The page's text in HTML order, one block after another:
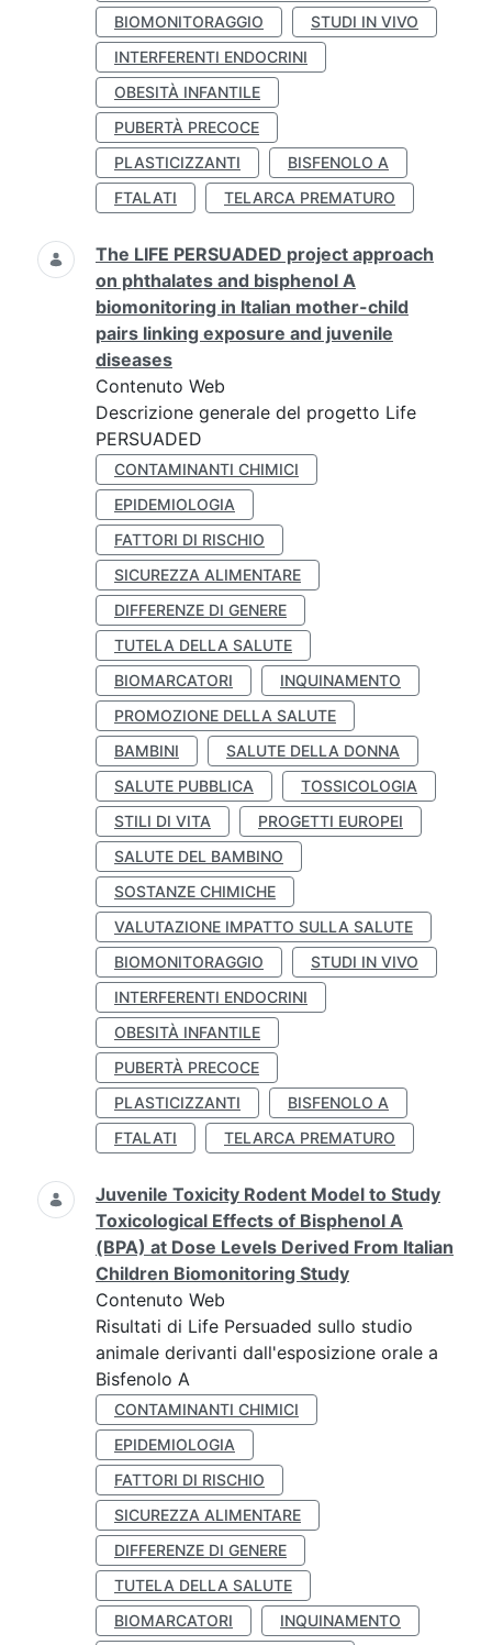
BIOMONITORAGGIO
STUDI IN VIVO
INTERFERENTI ENDOCRINI
OBESITÀ INFANTILE
PUBERTÀ PRECOCE
PLASTICIZZANTI
BISFENOLO A
FTALATI
TELARCA PREMATURO
The LIFE PERSUADED project approach
on phthalates and bisphenol A
biomonitoring in Italian mother-child
pairs linking exposure and juvenile
diseases
Contenuto Web
Descrizione generale del progetto Life
PERSUADED
CONTAMINANTI CHIMICI
EPIDEMIOLOGIA
FATTORI DI RISCHIO
SICUREZZA ALIMENTARE
DIFFERENZE DI GENERE
TUTELA DELLA SALUTE
BIOMARCATORI
INQUINAMENTO
PROMOZIONE DELLA SALUTE
BAMBINI
SALUTE DELLA DONNA
SALUTE PUBBLICA
TOSSICOLOGIA
STILI DI VITA
PROGETTI EUROPEI
SALUTE DEL BAMBINO
SOSTANZE CHIMICHE
VALUTAZIONE IMPATTO SULLA SALUTE
BIOMONITORAGGIO
STUDI IN VIVO
INTERFERENTI ENDOCRINI
OBESITÀ INFANTILE
PUBERTÀ PRECOCE
PLASTICIZZANTI
BISFENOLO A
FTALATI
TELARCA PREMATURO
Juvenile Toxicity Rodent Model to Study
Toxicological Effects of Bisphenol A
(BPA) at Dose Levels Derived From Italian
Children Biomonitoring Study
Contenuto Web
Risultati di Life Persuaded sullo studio
animale derivanti dall'esposizione orale a
Bisfenolo A
CONTAMINANTI CHIMICI
EPIDEMIOLOGIA
FATTORI DI RISCHIO
SICUREZZA ALIMENTARE
DIFFERENZE DI GENERE
TUTELA DELLA SALUTE
BIOMARCATORI
INQUINAMENTO